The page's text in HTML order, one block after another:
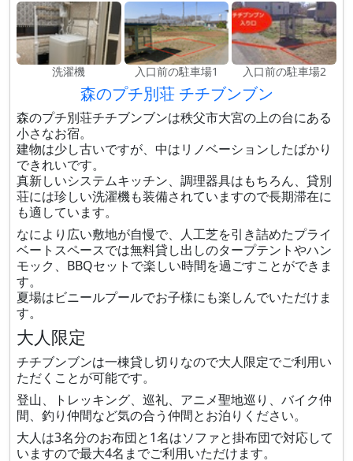
洗濯機 入口前の駐車場1 入口前の駐車場2
森のプチ別荘 チチブンブン
森のプチ別荘チチブンブンは秩父市大宮の上の台にある
小さなお宿。
建物は少し古いですが、中はリノベーションしたばかり
できれいです。
真新しいシステムキッチン、調理器具はもちろん、貸別
荘には珍しい洗濯機も装備されていますので長期滞在に
も適しています。
なにより広い敷地が自慢で、人工芝を引き詰めたプライ
ベートスペースでは無料貸し出しのタープテントやハン
モック、BBQセットで楽しい時間を過ごすことができま
す。
夏場はビニールプールでお子様にも楽しんでいただけま
す。
大人限定
チチブンブンは一棟貸し切りなので大人限定でご利用い
ただくことが可能です。
登山、トレッキング、巡礼、アニメ聖地巡り、バイク仲
間、釣り仲間など気の合う仲間とお泊りください。
大人は3名分のお布団と1名はソファと掛布団で対応して
いますので最大4名までご利用いただけます。